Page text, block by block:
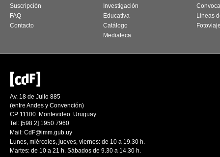
Suscripción
FAQ
Contacto
Investigación
Educativa
Catálogo
Mediateca
Líneas
Av. 18 de Julio 885
(entre Andes y Convención)
CP 11100. Montevideo. Uruguay
Tel: [598 2] 1950 7960
Mail: CdF@imm.gub.uy
Lunes, miércoles, jueves, viernes: de 10 a 19.30 h.
Martes: de 10 a 21 h. Sábados de 9.30 a 14.30 h.